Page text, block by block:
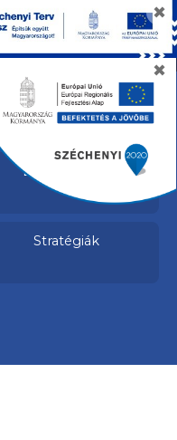
✖
✖
Pályázatok
Egészségügy
Stratégiák